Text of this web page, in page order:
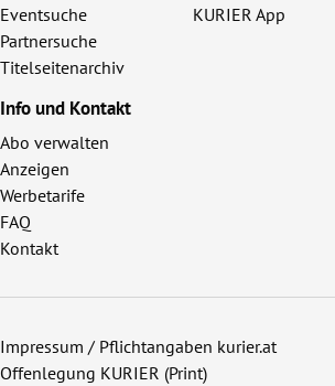
Eventsuche
Partnersuche
Titelseitenarchiv
KURIER App
Info und Kontakt
Abo verwalten
Anzeigen
Werbetarife
FAQ
Kontakt
Impressum / Pflichtangaben kurier.at
Offenlegung KURIER (Print)